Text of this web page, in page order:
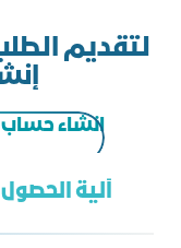
لتقديم
انشاء
آلية